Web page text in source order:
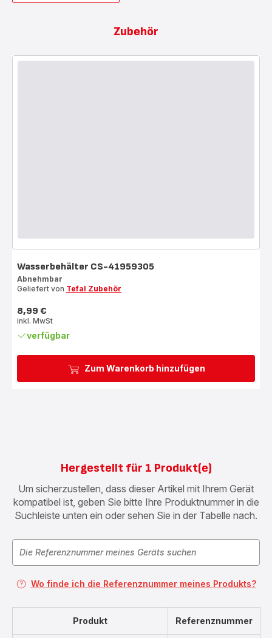
Zubehör
Zum Warenkorb hinzufügen
Wasserbehälter CS-41959305
Abnehmbar
Geliefert von Tefal Zubehör
Preis
8,99 €
inkl. MwSt
verfügbar
Hergestellt für 1 Produkt(e)
Um sicherzustellen, dass dieser Artikel mit Ihrem Gerät
kompatibel ist, geben Sie bitte Ihre Produktnummer in die
Suchleiste unten ein oder sehen Sie in der Tabelle nach.
Wo finde ich die Referenznummer meines Produkts?
Produkt Referenznummer